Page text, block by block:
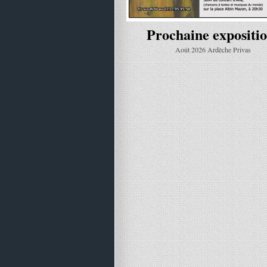
Prochaine
Août 2026 Ardèche Privas